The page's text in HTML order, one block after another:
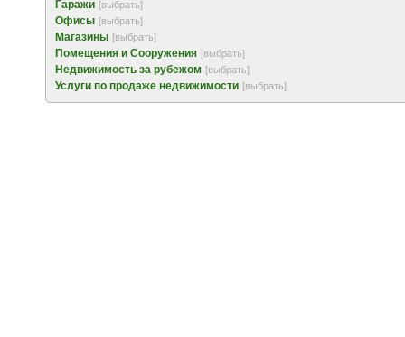
Гаражи [выбрать]
Офисы [выбрать]
Магазины [выбрать]
Помещения и Сооружения [выбрать]
Недвижимость за рубежом [выбрать]
Услуги по продаже недвижимости [выбрать]